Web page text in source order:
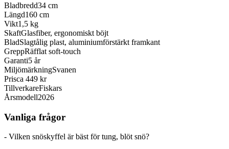
Bladbredd34 cm
Längd160 cm
Vikt1,5 kg
SkaftGlasfiber, ergonomiskt böjt
BladSlagtålig plast, aluminiumförstärkt framkant
GreppRäfflat soft-touch
Garanti5 år
MiljömärkningSvanen
Prisca 449 kr
TillverkareFiskars
Årsmodell2026
Vanliga frågor
- Vilken snöskyffel är bäst för tung, blöt snö?